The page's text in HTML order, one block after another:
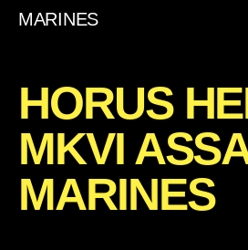
MARINES
HORUS
MKVI
MARINES